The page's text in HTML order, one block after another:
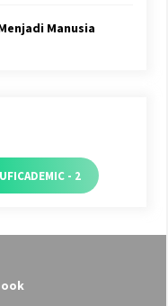
Manusia
- 2